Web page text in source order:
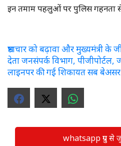
इन तमाम पहलुओं पर पुलिस गहनता
भ्रष्टाचार को बढ़ावा और मुख्यमंत्री के
देता जनसंपर्क विभाग,
लाइनपर की गई शिकायत सब बेअसर
whatsapp ग्रुप से